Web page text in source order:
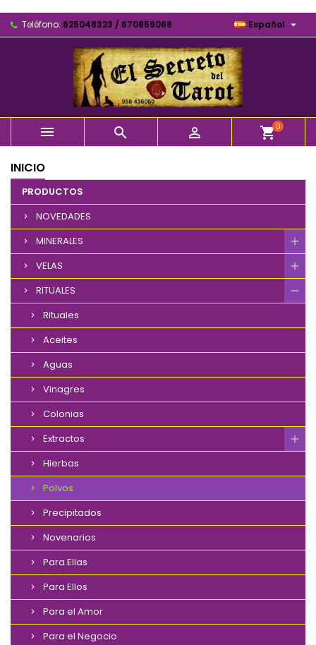
Teléfono: 625048323 / 670859068 Español 
   shopping_cart0
INICIO
PRODUCTOS
NOVEDADES
MINERALES
VELAS
RITUALES
Rituales
Aceites
Aguas
Vinagres
Colonias
Extractos
Hierbas
Polvos
Precipitados
Novenarios
Para Ellas
Para Ellos
Para el Amor
Para el Negocio